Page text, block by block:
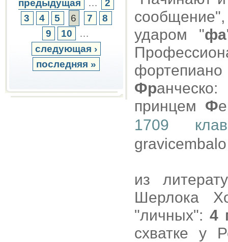
предыдущая …
2
3
4 5 6 7
8
9
10
…
следующая ›
последняя »
ударом "фа
Фр
принцем Ф
1709
из
Шерлока
"личных": 4
схватке у